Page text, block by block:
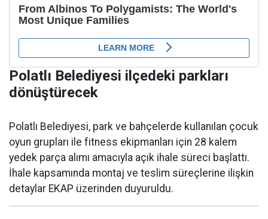
Polatlı Belediyesi ilçedeki parkları
dönüştürecek
Polatlı Belediyesi, park ve bahçelerde kullanılan çocuk
oyun grupları ile fitness ekipmanları için 28 kalem
yedek parça alımı amacıyla açık ihale süreci başlattı.
İhale kapsamında montaj ve teslim süreçlerine ilişkin
detaylar EKAP üzerinden duyuruldu.